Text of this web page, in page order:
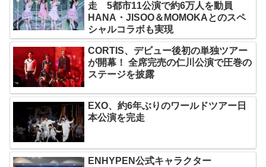
走 5都市11公演で約6万人を動員
HANA・JISOO＆MOMOKAとのスペ
シャルコラボも実現
CORTIS、デビュー後初の単独ツアー
が開幕！ 全席完売の仁川公演で圧巻の
ステージを披露
EXO、約6年ぶりのワールドツアー日
本公演を完走
ENHYPEN公式キャラクター